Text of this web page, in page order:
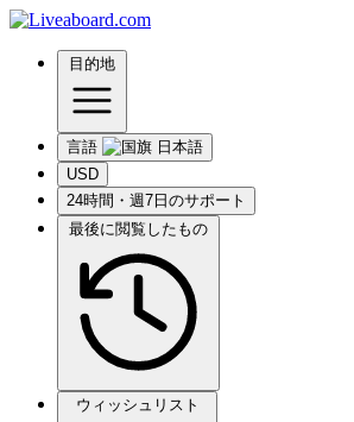
目的地
言語
USD
24時間・週7日のサポート
最後に閲覧したもの
ウィッシュリスト